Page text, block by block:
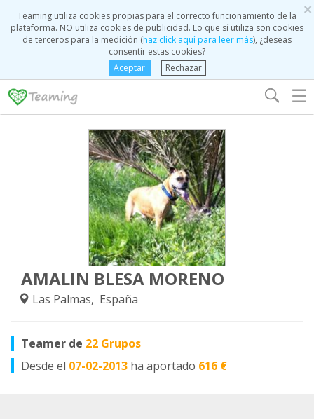
×
Teaming utiliza cookies propias para el correcto funcionamiento de la
plataforma. NO utiliza cookies de publicidad. Lo que sí utiliza son cookies
de terceros para la medición (haz click aquí para leer más), ¿deseas
consentir estas cookies?
Aceptar
Rechazar
☰
AMALIN BLESA MORENO
Las Palmas, España
Teamer de 22 Grupos
Desde el 07-02-2013 ha aportado 616 €